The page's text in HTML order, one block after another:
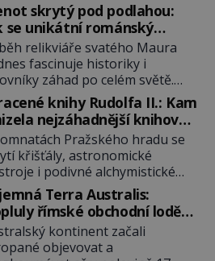
skrytý pod podlahou:
se unikátní románský
dostal do zapadlého
relikviáře svatého Maura
fascinuje historiky i
záhad po celém světě.
románská zlatnická památka
století je po českých
klenotech druhým
movitým majetkem v
republice. Přestože byl
v roce 1985 po dramatickém
kriminalistů úspěšně
jeho minulost stále
hustá mlha. Otázky, jak
se tato […]
knihy Rudolfa II.: Kam
nejzáhadnější knihovna
Pražského hradu se
křišťály, astronomické
i podivné alchymistické
Císař Rudolf II.
vše, co souvisí s
přírody, hvězd i
poznání. Jenže po jeho
se jeho slavné sbírky začínají
Terra Australis:
římské obchodní lodě
Austrálie?
kontinent začali
objevovat a